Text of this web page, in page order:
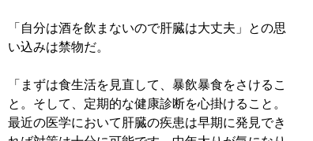
「自分は酒を飲まないので肝臓は大丈夫」との思
い込みは禁物だ。
「まずは食生活を見直して、暴飲暴食をさけるこ
と。そして、定期的な健康診断を心掛けること。
最近の医学において肝臓の疾患は早期に発見でき